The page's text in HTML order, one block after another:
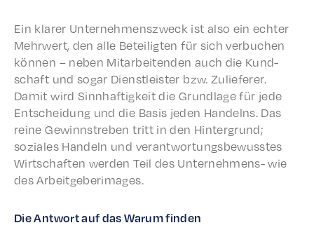
Ein klar­er Unternehmen­szweck ist also ein echter
Mehrw­ert, den alle Beteiligten für sich verbuchen
können – neben Mitar­bei­t­en­den auch die Kund­
schaft und sogar Dien­stleis­ter bzw. Zulief­er­er.
Damit wird Sinnhaftigkeit die Grund­lage für jede
Entschei­dung und die Basis jeden Handelns. Das
reine Gewinnstreben tritt in den Hinter­grund;
soziales Handeln und verant­wor­tungs­be­wusstes
Wirtschaften werden Teil des Unternehmens- wie
des Arbeitgeberimages.
Die Antwort auf das Warum finden